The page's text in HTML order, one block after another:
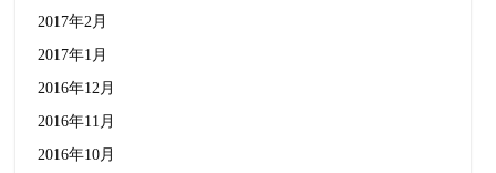
2017年2月
2017年1月
2016年12月
2016年11月
2016年10月